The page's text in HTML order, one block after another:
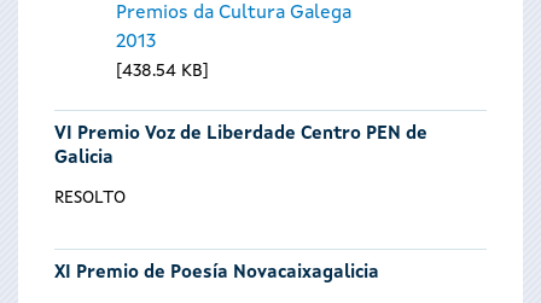
Premios da Cultura Galega
2013
438.54 KB
VI Premio Voz de Liberdade Centro PEN de
Galicia
RESOLTO
XI Premio de Poesía Novacaixagalicia